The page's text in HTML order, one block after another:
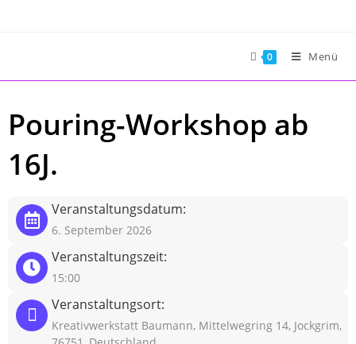
0 Menü
Pouring-Workshop ab
16J.
Veranstaltungsdatum:
6. September 2026
Veranstaltungszeit:
15:00
Veranstaltungsort:
Kreativwerkstatt Baumann, Mittelwegring 14, Jockgrim,